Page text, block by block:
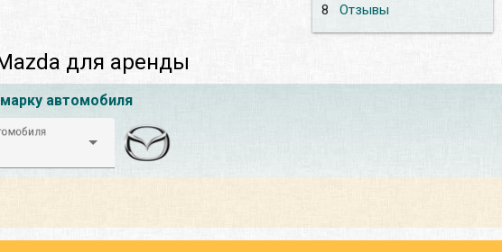
8
Отзывы
для аренды
автомобиля